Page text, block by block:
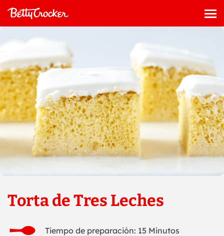
Torta de Tres Leches
Tiempo de preparación: 15 Minutos